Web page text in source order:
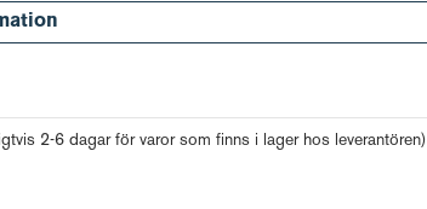
2-6 dagar för varor som finns i lager hos leverantören)